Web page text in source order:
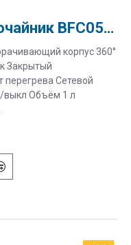
Керамический электрочайник BFC055-1 "Цветок бабочка"
корпус 360°
Закрытый
перегрева Сетевой
выкл Объём 1 л